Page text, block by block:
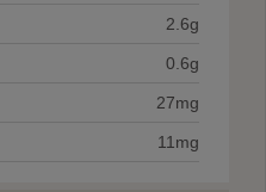
2.6g
0.6g
27mg
11mg